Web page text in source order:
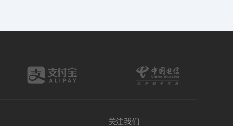
关注我们